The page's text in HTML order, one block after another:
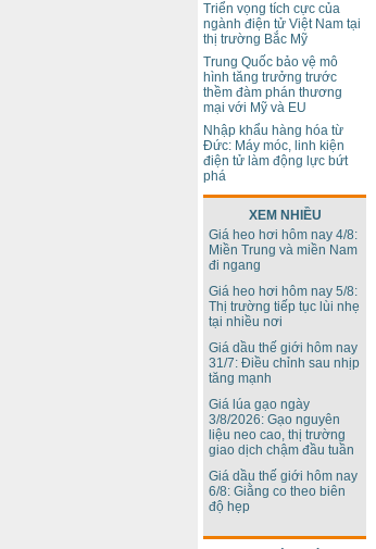
Triển vọng tích cực của
ngành điện tử Việt Nam tại
thị trường Bắc Mỹ
Trung Quốc bảo vệ mô
hình tăng trưởng trước
thềm đàm phán thương
mại với Mỹ và EU
Nhập khẩu hàng hóa từ
Đức: Máy móc, linh kiện
điện tử làm động lực bứt
phá
XEM NHIỀU
Giá heo hơi hôm nay 4/8:
Miền Trung và miền Nam
đi ngang
Giá heo hơi hôm nay 5/8:
Thị trường tiếp tục lùi nhẹ
tại nhiều nơi
Giá dầu thế giới hôm nay
31/7: Điều chỉnh sau nhịp
tăng mạnh
Giá lúa gạo ngày
3/8/2026: Gạo nguyên
liệu neo cao, thị trường
giao dịch chậm đầu tuần
Giá dầu thế giới hôm nay
6/8: Giằng co theo biên
độ hẹp